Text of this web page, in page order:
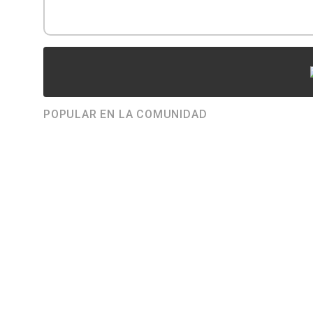
POPULAR EN LA COMUNIDAD